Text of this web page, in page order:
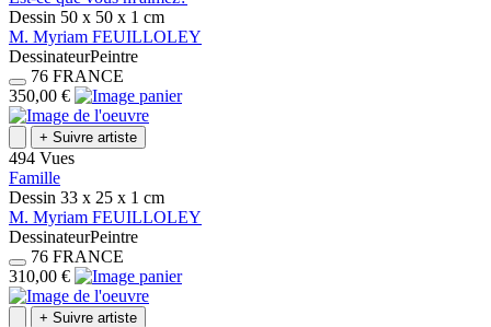
Dessin 50 x 50 x 1 cm
M. Myriam FEUILLOLEY
DessinateurPeintre
76 FRANCE
350,00 €
+ Suivre artiste
494 Vues
Famille
Dessin 33 x 25 x 1 cm
M. Myriam FEUILLOLEY
DessinateurPeintre
76 FRANCE
310,00 €
+ Suivre artiste